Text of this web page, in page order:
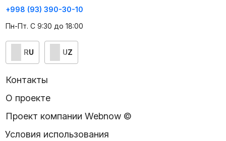
+998 (93) 390-30-10
Пн-Пт. С 9:30 до 18:00
RU UZ
Контакты
О проекте
Проект компании Webnow ©
Условия использования